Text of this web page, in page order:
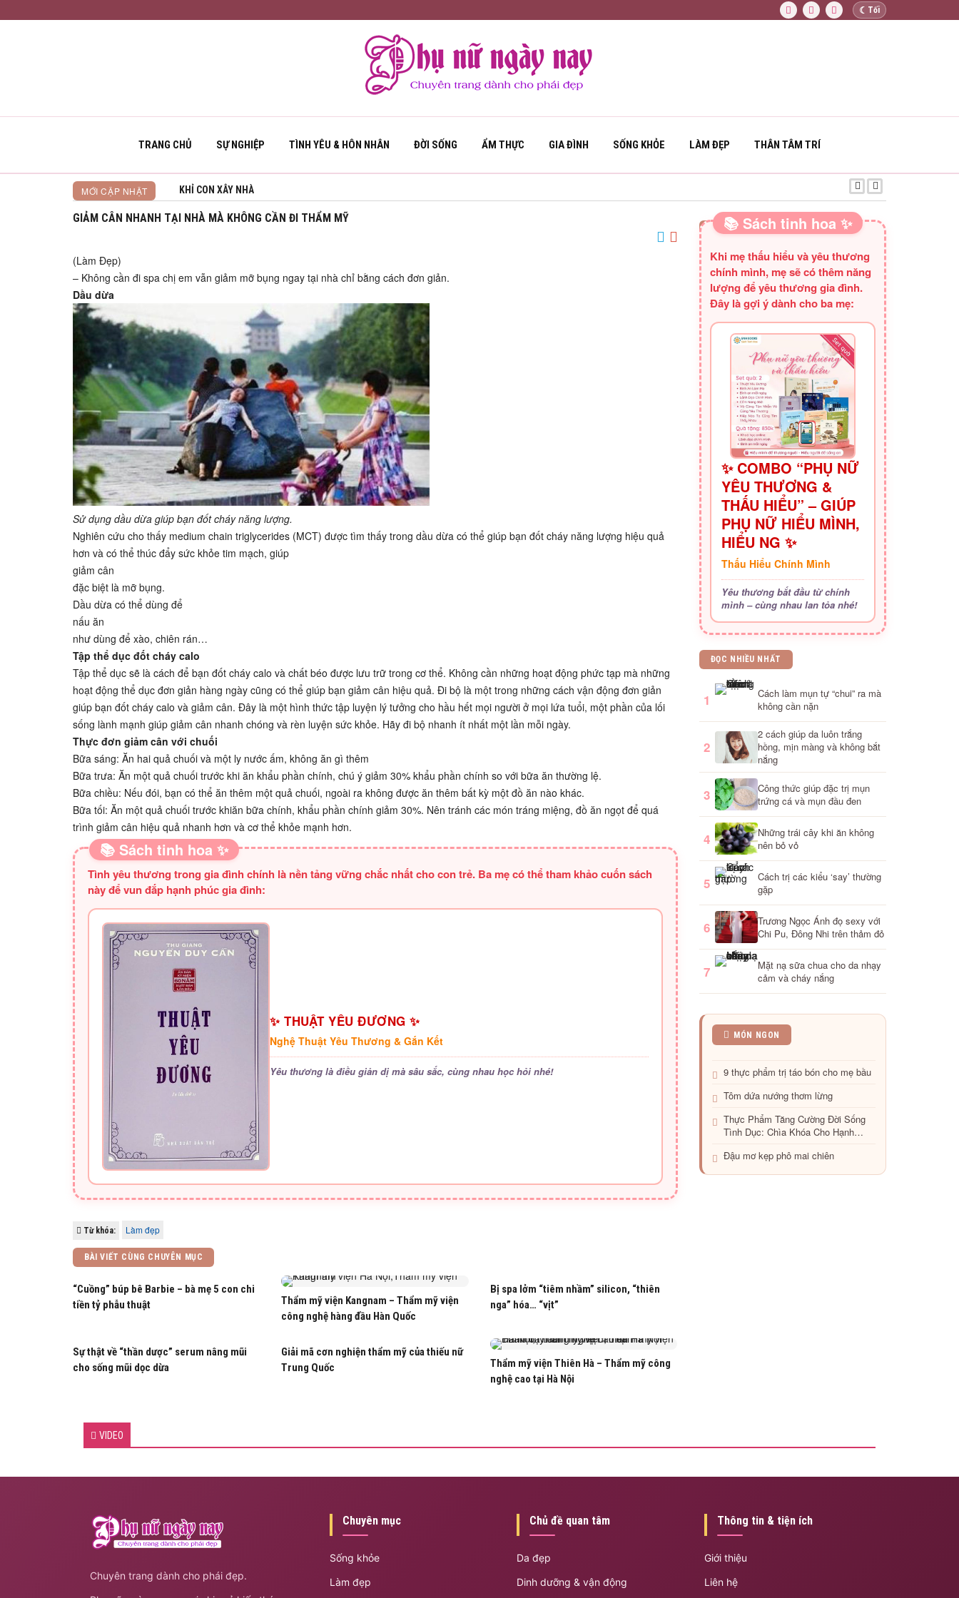
☾ Tối
TRANG CHỦ SỰ NGHIỆP TÌNH YÊU & HÔN NHÂN ĐỜI SỐNG ẨM THỰC GIA ĐÌNH SỐNG KHỎE LÀM ĐẸP THÂN TÂM TRÍ
MỚI CẬP NHẬT KHỈ CON XÂY NHÀ
GIẢM CÂN NHANH TẠI NHÀ MÀ KHÔNG CẦN ĐI THẨM MỸ
(Làm Đẹp)
– Không cần đi spa chị em vẫn giảm mỡ bụng ngay tại nhà chỉ bằng cách đơn giản.
Dầu dừa
Sử dụng dầu dừa giúp bạn đốt cháy năng lượng.
Nghiên cứu cho thấy medium chain triglycerides (MCT) được tìm thấy trong dầu dừa có thể giúp bạn đốt cháy năng lượng hiệu quả
hơn và có thể thúc đẩy sức khỏe tim mạch, giúp
giảm cân
đặc biệt là mỡ bụng.
Dầu dừa có thể dùng để
nấu ăn
như dùng để xào, chiên rán…
Tập thể dục đốt cháy calo
Tập thể dục sẽ là cách để bạn đốt cháy calo và chất béo được lưu trữ trong cơ thể. Không cần những hoạt động phức tạp mà những
hoạt động thể dục đơn giản hàng ngày cũng có thể giúp bạn giảm cân hiệu quả. Đi bộ là một trong những cách vận động đơn giản
giúp bạn đốt cháy calo và giảm cân. Đây là một hình thức tập luyện lý tưởng cho hầu hết mọi người ở mọi lứa tuổi, một phần của lối
sống lành mạnh giúp giảm cân nhanh chóng và rèn luyện sức khỏe. Hãy đi bộ nhanh ít nhất một lần mỗi ngày.
Thực đơn giảm cân với chuối
Bữa sáng: Ăn hai quả chuối và một ly nước ấm, không ăn gì thêm
Bữa trưa: Ăn một quả chuối trước khi ăn khẩu phần chính, chú ý giảm 30% khẩu phần chính so với bữa ăn thường lệ.
Bữa chiều: Nếu đói, bạn có thể ăn thêm một quả chuối, ngoài ra không được ăn thêm bất kỳ một đồ ăn nào khác.
Bữa tối: Ăn một quả chuối trước khiăn bữa chính, khẩu phần chính giảm 30%. Nên tránh các món tráng miệng, đồ ăn ngọt để quá
trình giảm cân hiệu quả nhanh hơn và cơ thể khỏe mạnh hơn.
📚 Sách tinh hoa ✨
Tình yêu thương trong gia đình chính là nền tảng vững chắc nhất cho con trẻ. Ba mẹ có thể tham khảo cuốn sách
này để vun đắp hạnh phúc gia đình:
✨ THUẬT YÊU ĐƯƠNG ✨
Nghệ Thuật Yêu Thương & Gắn Kết
Yêu thương là điều giản dị mà sâu sắc, cùng nhau học hỏi nhé!
Từ khóa: Làm đẹp
BÀI VIẾT CÙNG CHUYÊN MỤC
“Cuồng” búp bê Barbie – bà mẹ 5 con chi
tiền tỷ phẫu thuật
Thẩm mỹ viện Kangnam – Thẩm mỹ viện
công nghệ hàng đầu Hàn Quốc
Bị spa lởm “tiêm nhầm” silicon, “thiên
nga” hóa… “vịt”
Sự thật về “thần dược” serum nâng mũi
cho sống mũi dọc dừa
Giải mã cơn nghiện thẩm mỹ của thiếu nữ
Trung Quốc
Thẩm mỹ viện Thiên Hà – Thẩm mỹ công
nghệ cao tại Hà Nội
SÁCH HAY CHO BA MẸ
📚 Sách tinh hoa ✨
Khi mẹ thấu hiểu và yêu thương
chính mình, mẹ sẽ có thêm năng
lượng để yêu thương gia đình.
Đây là gợi ý dành cho ba mẹ:
✨ COMBO “PHỤ NỮ
YÊU THƯƠNG &
THẤU HIỂU” – GIÚP
PHỤ NỮ HIỂU MÌNH,
HIỂU NG ✨
Thấu Hiểu Chính Mình
Yêu thương bắt đầu từ chính
mình – cùng nhau lan tỏa nhé!
ĐỌC NHIỀU NHẤT
1
Cách làm mụn tự “chui” ra mà
không cần nặn
2
2 cách giúp da luôn trắng
hồng, mịn màng và không bắt
nắng
3
Công thức giúp đặc trị mụn
trứng cá và mụn đầu đen
4
Những trái cây khi ăn không
nên bỏ vỏ
5
Cách trị các kiểu ‘say’ thường
gặp
6
Trương Ngọc Ánh đọ sexy với
Chi Pu, Đông Nhi trên thảm đỏ
7
Mặt nạ sữa chua cho da nhạy
cảm và cháy nắng
MÓN NGON
9 thực phẩm trị táo bón cho mẹ bầu
Tôm dứa nướng thơm lừng
Thực Phẩm Tăng Cường Đời Sống
Tình Dục: Chìa Khóa Cho Hạnh
Đậu mơ kẹp phô mai chiên
VIDEO
Chuyên trang dành cho phái đẹp.
Chuyên mục
Sống khỏe
Làm đẹp
Chủ đề quan tâm
Da đẹp
Dinh dưỡng & vận động
Thông tin & tiện ích
Giới thiệu
Liên hệ